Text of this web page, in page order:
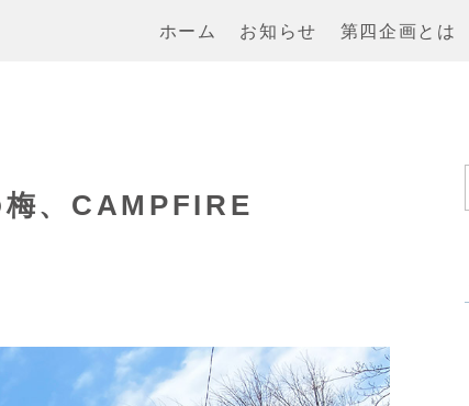
ホーム お知らせ 第四企画とは
、CAMPFIRE